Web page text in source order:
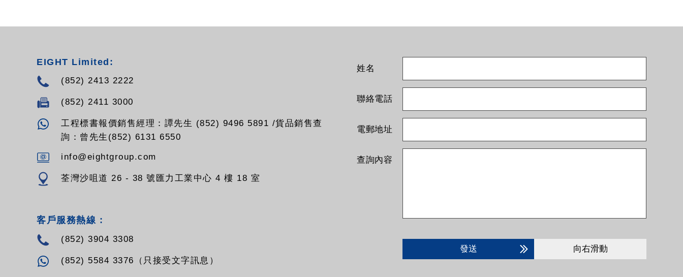
EIGHT Limited:
(852) 2413 2222
(852) 2411 3000
工程標書報價銷售經理：譚先生 (852) 9496 5891 /貨品銷售查
詢：曾先生(852) 6131 6550
info@eightgroup.com
荃灣沙咀道 26 - 38 號匯力工業中心 4 樓 18 室
客戶服務熱線 :
(852) 3904 3308
(852) 5584 3376（只接受文字訊息）
姓名
聯絡電話
電郵地址
查詢內容
發送 向右滑動